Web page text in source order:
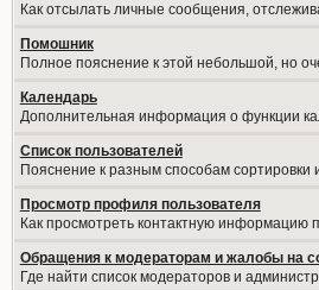
Как отсылать личные сообщения,
Помошник
Полное пояснение к этой небольшой, но
Календарь
Дополнительная информация о функции
Список пользователей
Пояснение к разным способам
Просмотр профиля пользователя
Как просмотреть контактную информацию
Обращения к модераторам и жалобы на
Где найти список модераторов и